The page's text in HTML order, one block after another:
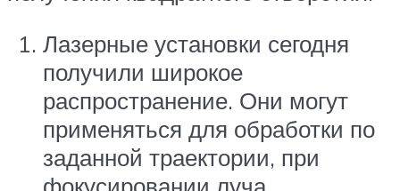
Лазерные установки сегодня
получили широкое
распространение. Они могут
применяться для обработки по
заданной траектории, при